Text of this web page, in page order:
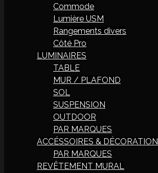
Commode
Lumière USM
Rangements divers
Côté Pro
LUMINAIRES
TABLE
MUR / PLAFOND
SOL
SUSPENSION
OUTDOOR
PAR MARQUES
ACCÉSSOIRES & DÉCORATION
PAR MARQUES
REVÊTEMENT MURAL